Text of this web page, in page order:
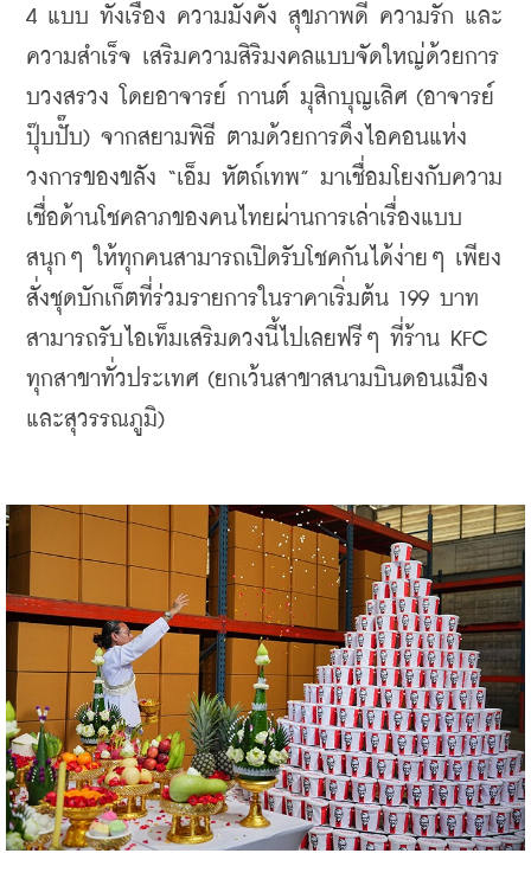
4 แบบ ทั้งเรื่อง ความมั่งคั่ง สุขภาพดี ความรัก และ
ความสำเร็จ เสริมความสิริมงคลแบบจัดใหญ่ด้วยการ
บวงสรวง โดยอาจารย์ กานต์ มุสิกบุญเลิศ (อาจารย์
ปุ๊บปั๊บ) จากสยามพิธี ตามด้วยการดึงไอคอนแห่ง
วงการของขลัง “เอ็ม หัตถ์เทพ” มาเชื่อมโยงกับความ
เชื่อด้านโชคลาภของคนไทยผ่านการเล่าเรื่องแบบ
สนุกๆ ให้ทุกคนสามารถเปิดรับโชคกันได้ง่ายๆ เพียง
สั่งชุดบักเก็ตที่ร่วมรายการในราคาเริ่มต้น 199 บาท
สามารถรับไอเท็มเสริมดวงนี้ไปเลยฟรีๆ ที่ร้าน KFC
ทุกสาขาทั่วประเทศ (ยกเว้นสาขาสนามบินดอนเมือง
และสุวรรณภูมิ)